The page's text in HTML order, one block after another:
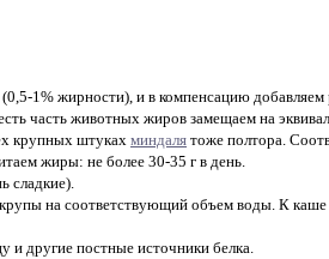
1% жирности), и в компенсацию добавляем
часть животных жиров замещаем на
крупных штукахминдаля тоже полтора.
жиры: не более 30-35 г в день.
сладкие).
на соответствующий объем воды. К
и другие постные источники белка.